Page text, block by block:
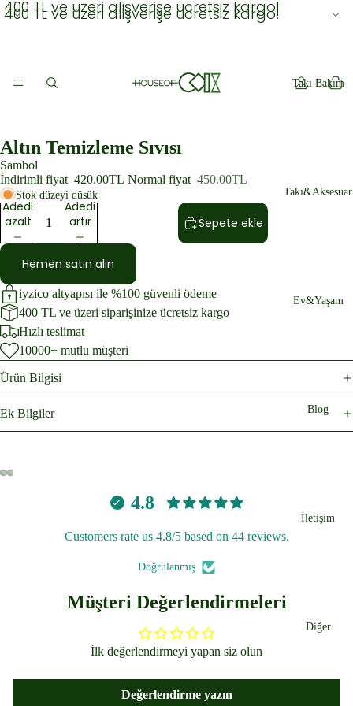
400 TL ve üzeri alışverişe ücretsiz kargo!
400 TL ve üzeri alışverişe ücretsiz kargo!
Takı Bakım
Takı&Aksesuar
Ev&Yaşam
Blog
İletişim
Diğer
Altın Temizleme Sıvısı
Sambol
İndirimli fiyat 420.00TL Normal fiyat 450.00TL
Stok düzeyi düşük
Adedi
azalt
Adedi
artır
Sepete ekle
Hemen satın alın
iyzico altyapısı ile %100 güvenli ödeme
400 TL ve üzeri siparişinize ücretsiz kargo
Hızlı teslimat
10000+ mutlu müşteri
Ürün Bilgisi
Ek Bilgiler
4.8
Customers rate us 4.8/5 based on 44 reviews.
Doğrulanmış
Müşteri Değerlendirmeleri
İlk değerlendirmeyi yapan siz olun
Değerlendirme yazın